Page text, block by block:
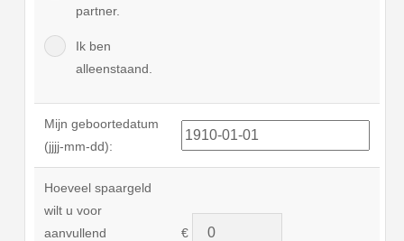
partner.
Ik ben
alleenstaand.
Mijn geboortedatum
(jjjj-mm-dd):
Hoeveel spaargeld
wilt u voor
aanvullend
€